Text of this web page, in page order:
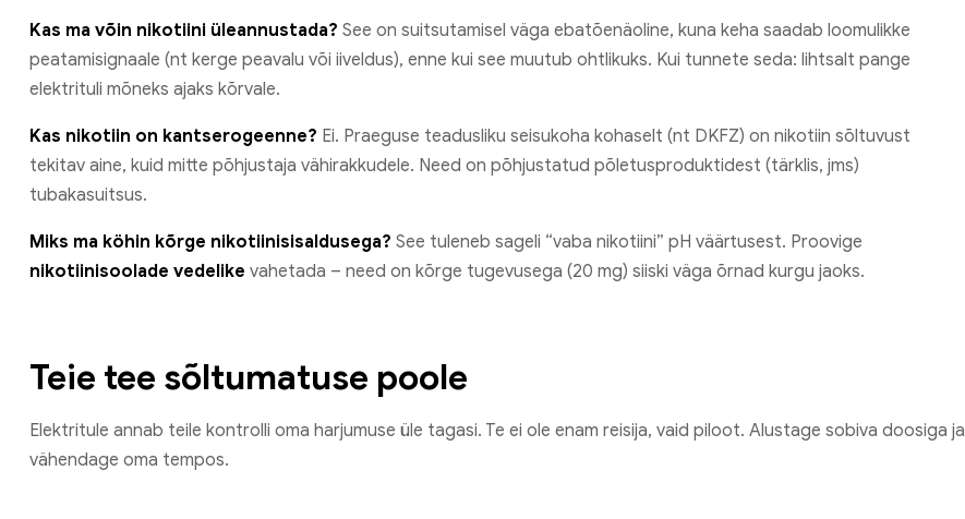
Kas ma võin nikotiini üleannustada? See on suitsutamisel väga ebatõenäoline, kuna keha saadab loomulikke
peatamisignaale (nt kerge peavalu või iiveldus), enne kui see muutub ohtlikuks. Kui tunnete seda: lihtsalt pange
elektrituli mõneks ajaks kõrvale.
Kas nikotiin on kantserogeenne? Ei. Praeguse teadusliku seisukoha kohaselt (nt DKFZ) on nikotiin sõltuvust
tekitav aine, kuid mitte põhjustaja vähirakkudele. Need on põhjustatud põletusproduktidest (tärklis, jms)
tubakasuitsus.
Miks ma köhin kõrge nikotiinisisaldusega? See tuleneb sageli “vaba nikotiini” pH väärtusest. Proovige
nikotiinisoolade vedelike vahetada – need on kõrge tugevusega (20 mg) siiski väga õrnad kurgu jaoks.
Teie tee sõltumatuse poole
Elektritule annab teile kontrolli oma harjumuse üle tagasi. Te ei ole enam reisija, vaid piloot. Alustage sobiva doosiga ja
vähendage oma tempos.